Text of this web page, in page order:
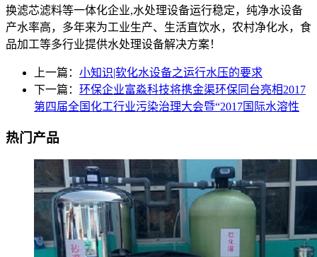
换滤芯滤料等一体化企业,水处理设备运行稳定，纯净水设备
产水率高，多年来为工业生产、生活直饮水，农村净化水，食
品加工等多行业提供水处理设备解决方案！
上一篇： 小知识|软化水设备之运行水压的要求
下一篇： 环保企业富淼科技将携金渠环保同台亮相2017
第四届全国化工行业污染治理大会暨“2017国际水溶性
热门产品